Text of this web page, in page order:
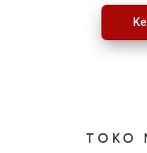
TOKO